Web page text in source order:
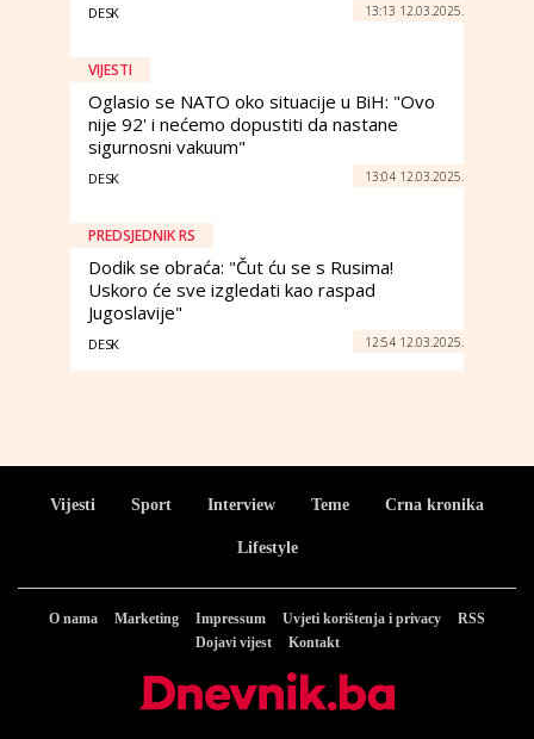
DESK 13:13 12.03.2025.
VIJESTI
Oglasio se NATO oko situacije u BiH: "Ovo
nije 92' i nećemo dopustiti da nastane
sigurnosni vakuum"
DESK 13:04 12.03.2025.
PREDSJEDNIK RS
Dodik se obraća: "Čut ću se s Rusima!
Uskoro će sve izgledati kao raspad
Jugoslavije"
DESK 12:54 12.03.2025.
Vijesti Sport Interview Teme Crna kronika
Lifestyle
O nama Marketing Impressum Uvjeti korištenja i privacy
RSS
Dojavi vijest
Kontakt